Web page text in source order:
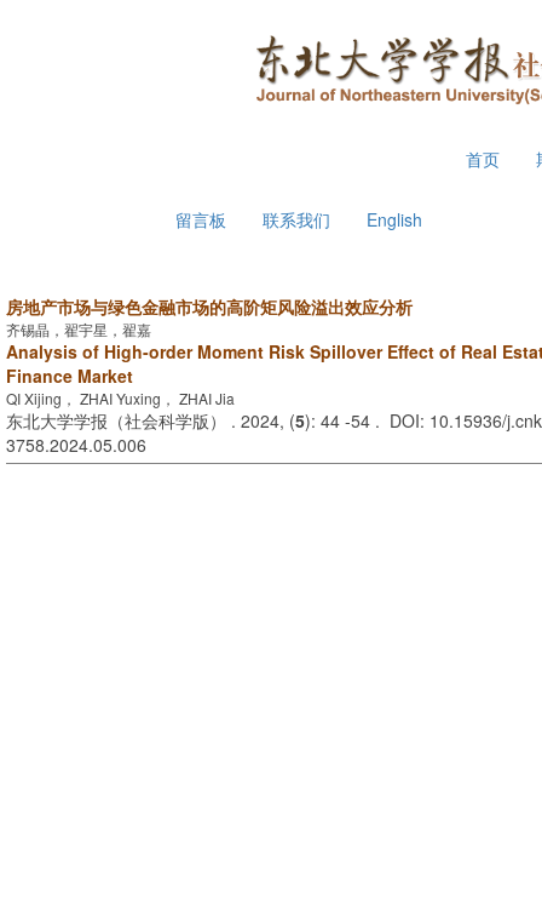
首页
留言板 联系我们 English
房地产市场与绿色金融市场的高阶矩风险溢出效应分析
齐锡晶，翟宇星，翟嘉
Analysis of High-order Moment Risk Spillover Effect of Real
Finance Market
QI Xijing， ZHAI Yuxing， ZHAI Jia
东北大学学报（社会科学版） . 2024, (5): 44 -54 . DOI: 10.15936/
3758.2024.05.006